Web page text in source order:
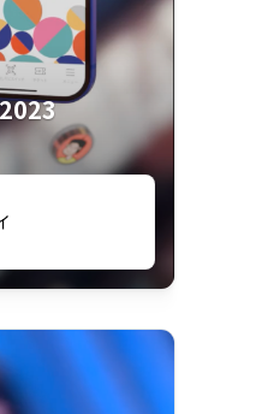
グサイトで6時
プリでもっと楽